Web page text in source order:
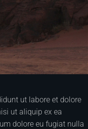
ut labore et dolore
ut aliquip ex ea
dolore eu fugiat nulla